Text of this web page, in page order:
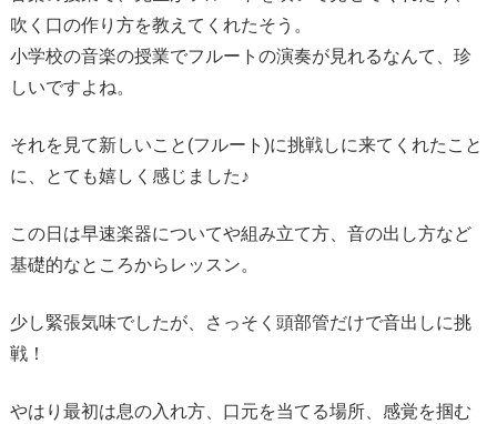
吹く口の作り方を教えてくれたそう。
小学校の音楽の授業でフルートの演奏が見れるなんて、珍
しいですよね。
それを見て新しいこと(フルート)に挑戦しに来てくれたこと
に、とても嬉しく感じました♪
この日は早速楽器についてや組み立て方、音の出し方など
基礎的なところからレッスン。
少し緊張気味でしたが、さっそく頭部管だけで音出しに挑
戦！
やはり最初は息の入れ方、口元を当てる場所、感覚を掴む